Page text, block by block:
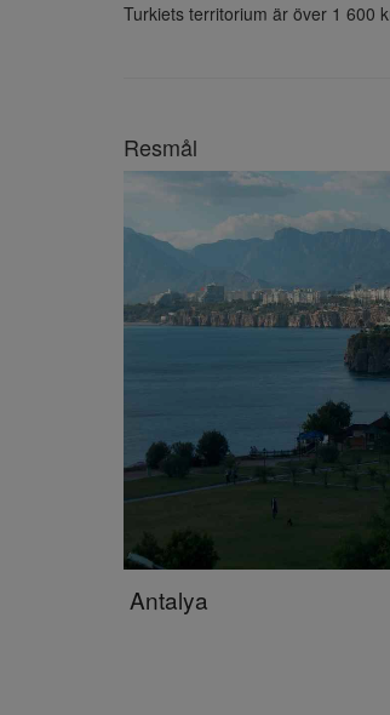
Turkiets territorium är över 1 600
Resmål
Antalya